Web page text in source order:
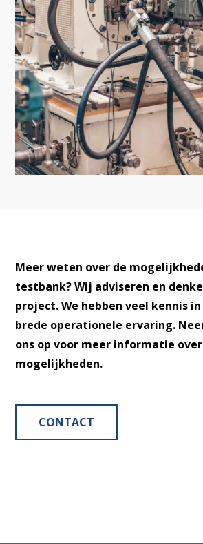
Meer weten over de
testbank? Wij adviseren en
project. We hebben veel kennis
brede operationele ervaring.
ons op voor meer informatie
mogelijkheden.
CONTACT